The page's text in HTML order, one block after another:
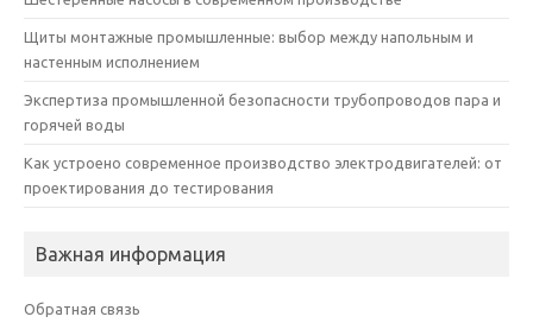
Щиты монтажные промышленные: выбор между напольным и
настенным исполнением
Экспертиза промышленной безопасности трубопроводов пара и
горячей воды
Как устроено современное производство электродвигателей: от
проектирования до тестирования
Важная информация
Обратная связь